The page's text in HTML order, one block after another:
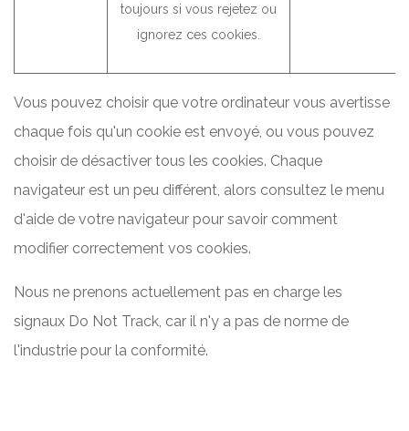
toujours si vous rejetez ou
ignorez ces cookies.
Vous pouvez choisir que votre ordinateur vous avertisse
chaque fois qu'un cookie est envoyé, ou vous pouvez
choisir de désactiver tous les cookies. Chaque
navigateur est un peu différent, alors consultez le menu
d'aide de votre navigateur pour savoir comment
modifier correctement vos cookies.
Nous ne prenons actuellement pas en charge les
signaux Do Not Track, car il n'y a pas de norme de
l'industrie pour la conformité.